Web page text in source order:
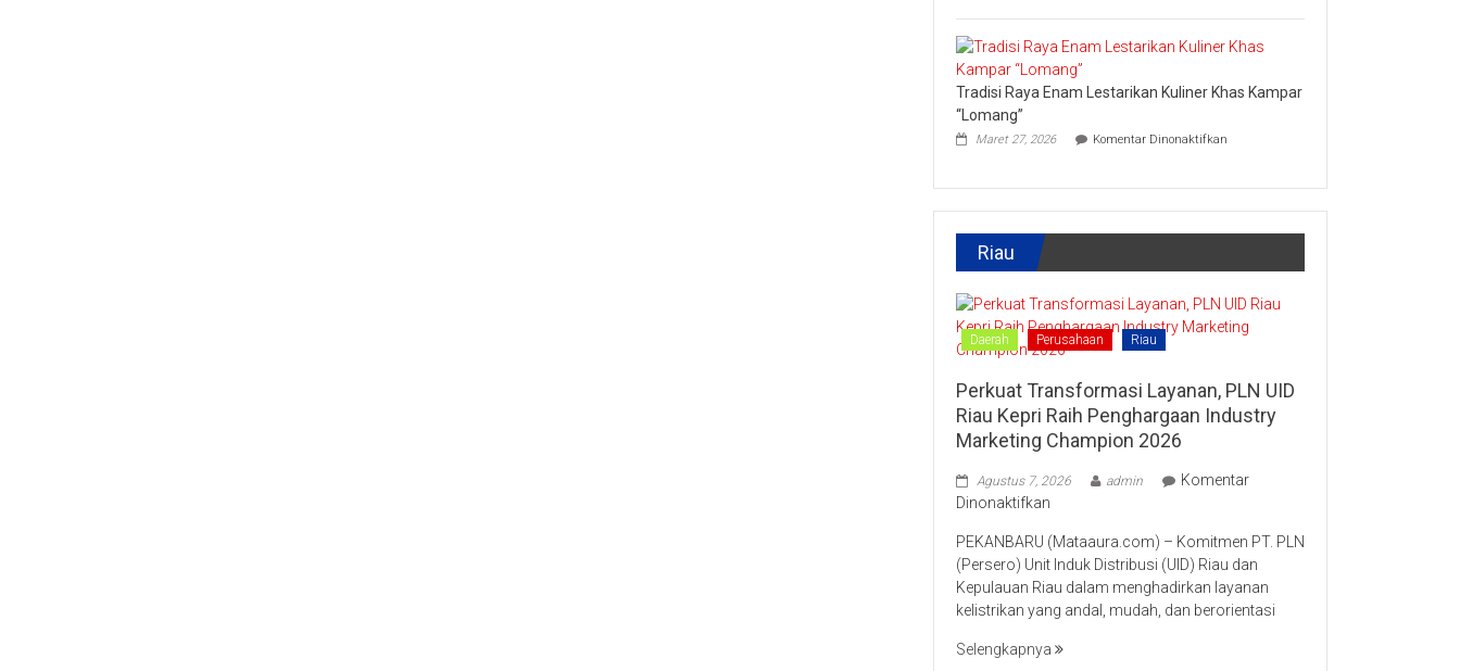
Upaya
Disparbud
Kampar
Masyarakat
Kreatif
Tradisi Raya Enam Lestarikan Kuliner Khas Kampar
“Lomang”
Maret 27, 2026 Komentar Dinonaktifkan
Enam
Khas
“Lomang”
Riau
Daerah Perusahaan Riau
Perkuat Transformasi Layanan, PLN UID
Riau Kepri Raih Penghargaan Industry
Marketing Champion 2026
Agustus 7, 2026 admin
Komentar
Dinonaktifkan
Transformasi
Layanan,
PLN
UID
Kepri
PEKANBARU (Mataaura.com) – Komitmen PT. PLN
(Persero) Unit Induk Distribusi (UID) Riau dan
Kepulauan Riau dalam menghadirkan layanan
kelistrikan yang andal, mudah, dan berorientasi
Selengkapnya